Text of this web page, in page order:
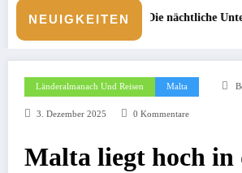
NEUIGKEITEN
Die nächtliche Unterwasserwelt beim
Länderalmanach Und Reisen Malta
3. Dezember 2025 0 Kommentare
Malta liegt hoch in